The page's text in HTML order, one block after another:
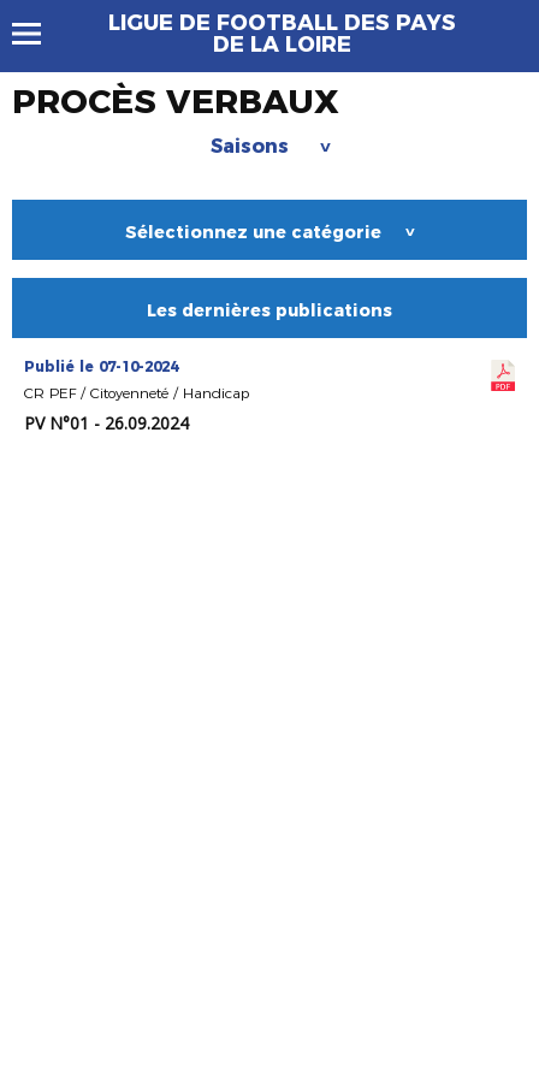
LIGUE DE FOOTBALL DES PAYS
DE LA LOIRE
PROCÈS VERBAUX
Saisons >
Sélectionnez une catégorie >
Les dernières publications
Publié le 07-10-2024
CR PEF / Citoyenneté / Handicap
PV N°01 - 26.09.2024